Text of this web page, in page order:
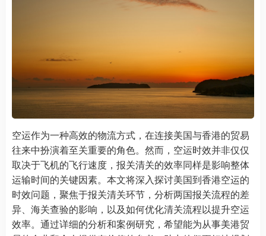
空运作为一种高效的物流方式，在连接美国与香港的贸易
往来中扮演着至关重要的角色。然而，空运时效并非仅仅
取决于飞机的飞行速度，报关清关的效率同样是影响整体
运输时间的关键因素。本文将深入探讨美国到香港空运的
时效问题，聚焦于报关清关环节，分析两国报关流程的差
异、海关查验的影响，以及如何优化清关流程以提升空运
效率。通过详细的分析和案例研究，希望能为从事美港贸